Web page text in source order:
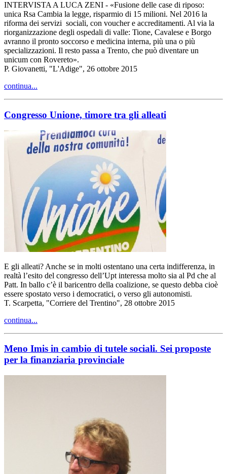
INTERVISTA A LUCA ZENI - «Fusione delle case di riposo:
unica Rsa Cambia la legge, risparmio di 15 milioni. Nel 2016 la
riforma dei servizi sociali, con voucher e accreditamenti. Al via la
riorganizzazione degli ospedali di valle: Tione, Cavalese e Borgo
avranno il pronto soccorso e medicina interna, più una o più
specializzazioni. Il resto passa a Trento, che può diventare un
unicum con Rovereto».
P. Giovanetti, "L'Adige", 26 ottobre 2015
continua...
Congresso Unione, timore tra gli alleati
E gli alleati? Anche se in molti ostentano una certa indifferenza, in
realtà l’esito del congresso dell’Upt interessa molto sia al Pd che al
Patt. In ballo c’è il baricentro della coalizione, se questo debba cioè
essere spostato verso i democratici, o verso gli autonomisti.
T. Scarpetta, "Corriere del Trentino", 28 ottobre 2015
continua...
Meno Imis in cambio di tutele sociali. Sei proposte
per la finanziaria provinciale